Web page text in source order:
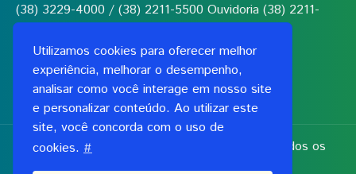
Utilizamos cookies para oferecer melhor
experiência, melhorar o desempenho,
analisar como você interage em nosso site
e personalizar conteúdo. Ao utilizar este
site, você concorda com o uso de
cookies. #
(38) 3229-4000 / (38) 2211-5500 Ouvidoria (38) 2211-
5555
Fundação de Saúde Dilson de Quadros Godinho
CNPJ: 00.991.591/0001-06
Copyright 2026, Fundação Dilson Godinho. Todos os
direitos reservados